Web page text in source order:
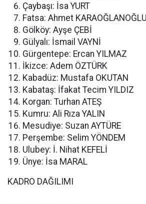
Çaybaşı: İsa YURT
Fatsa: Ahmet KARAOĞLANOĞLU
Gölköy: Ayşe ÇEBİ
Gülyalı: İsmail VAYNİ
Gürgentepe: Ercan YILMAZ
İkizce: Adem ÖZTÜRK
Kabadüz: Mustafa OKUTAN
Kabataş: İfakat Tecim YILDIZ
Korgan: Turhan ATEŞ
Kumru: Ali Rıza YALIN
Mesudiye: Suzan AYTÜRE
Perşembe: Selim YÖNDEM
Ulubey: İ. Nihat KEFELİ
Ünye: İsa MARAL
KADRO DAĞILIMI